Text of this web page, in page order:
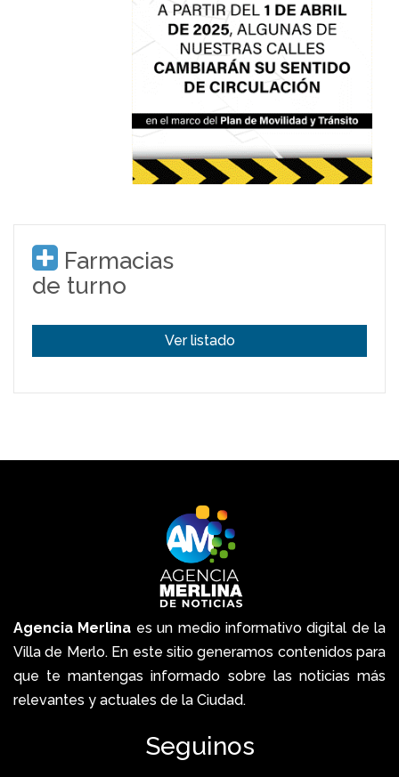
Farmacias
de turno
Ver listado
Agencia Merlina es un medio informativo digital de la
Villa de Merlo. En este sitio generamos contenidos para
que te mantengas informado sobre las noticias más
relevantes y actuales de la Ciudad.
Seguinos